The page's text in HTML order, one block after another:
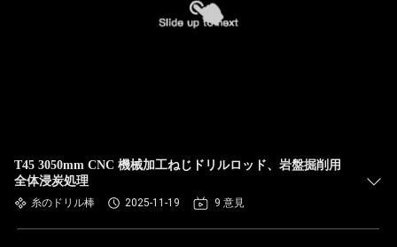
T45 3050mm CNC 機械加工ねじドリルロッド、岩盤掘削用
全体浸炭処理
糸のドリル棒 2025-11-19 9 意見